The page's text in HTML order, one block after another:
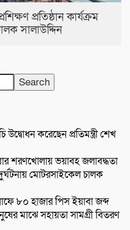
প্রতিষ্ঠান কার্যক্রম
সালাউদ্দিন
Search
উদ্বোধন করেছেন প্রতিমন্ত্রী শেখ
শরণখোলায় ভয়াবহ জলাবদ্ধতা
মোটরসাইকেল চালক
৮০ হাজার পিস ইয়াবা জব্দ
মাঝে সহায়তা সামগ্রী বিতরণ